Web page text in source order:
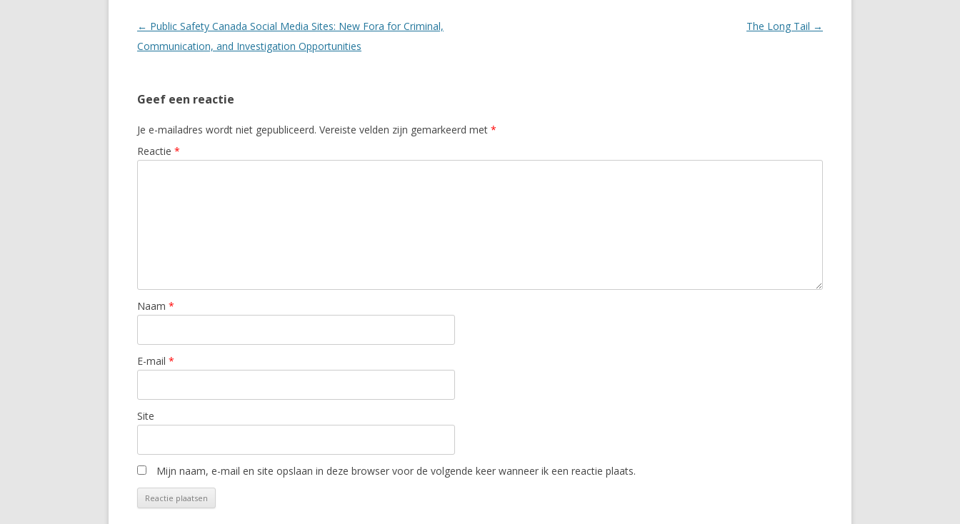
Berichtnavigatie
← Public Safety Canada Social Media Sites: New Fora for Criminal,
Communication, and Investigation Opportunities
The Long Tail →
Geef een reactie
Je e-mailadres wordt niet gepubliceerd. Vereiste velden zijn gemarkeerd met *
Reactie *
Naam *
E-mail *
Site
Mijn naam, e-mail en site opslaan in deze browser voor de volgende keer wanneer ik een reactie plaats.